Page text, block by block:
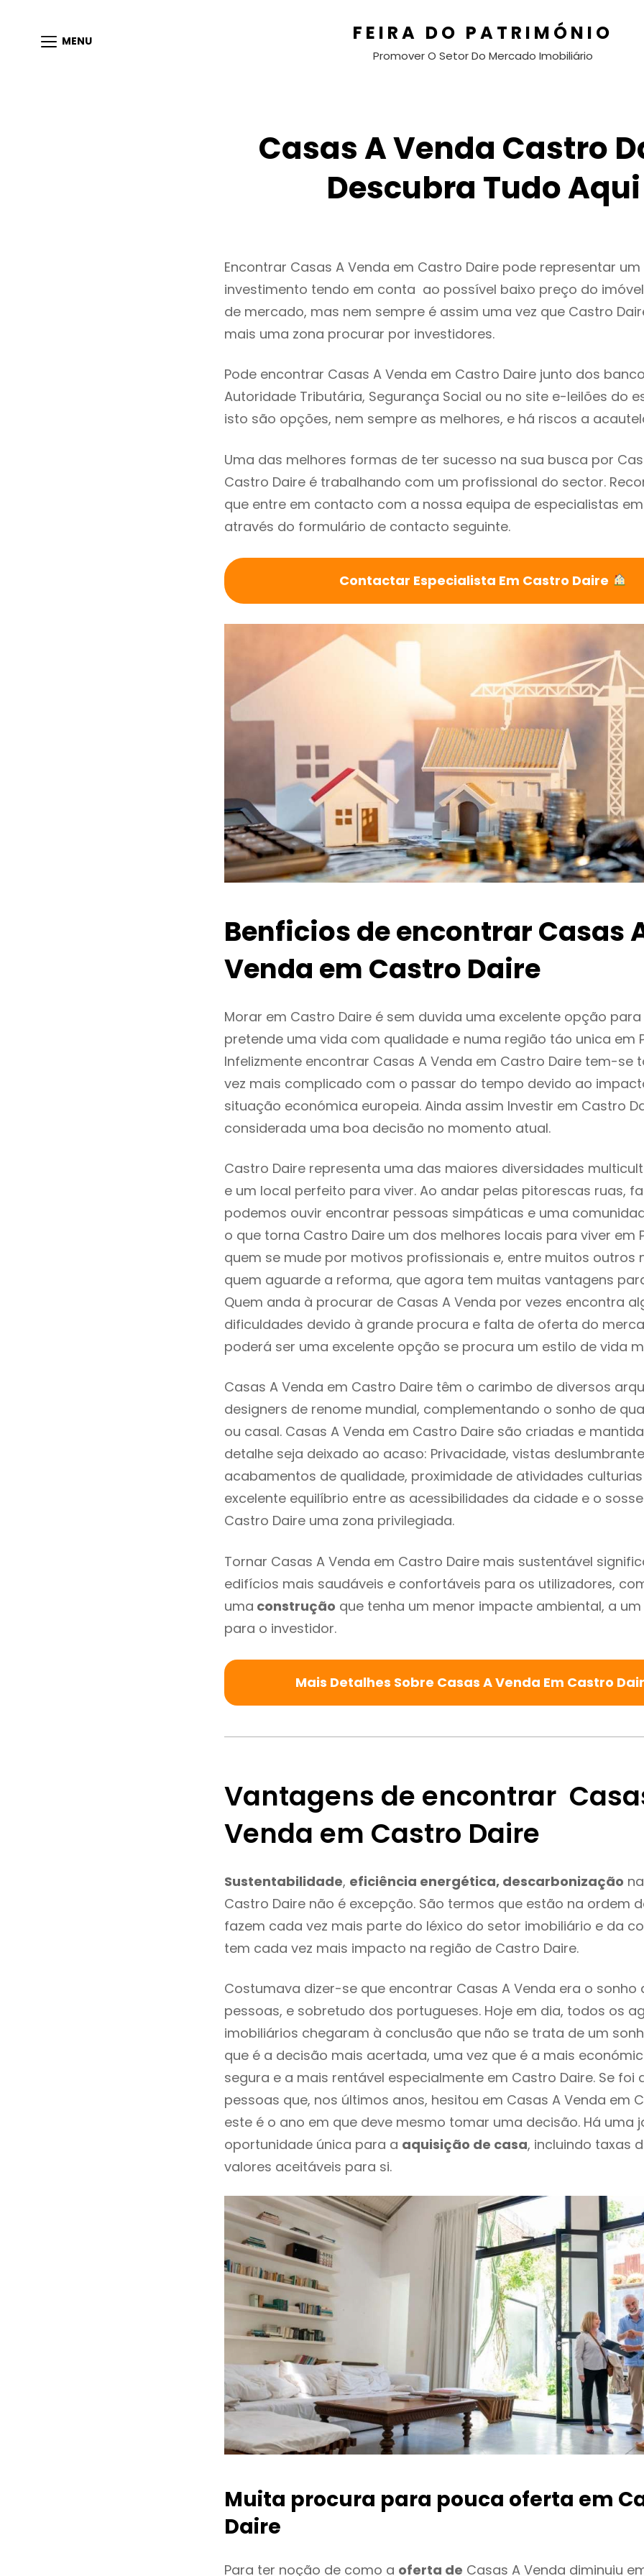
MENU FEIRA DO PATRIMÓNIO
Promover O Setor Do Mercado Imobiliário
Casas A Venda Castro
Descubra Tudo Aqui
Encontrar Casas A Venda em Castro Daire pode representar
investimento tendo em conta ao possível baixo preço do
de mercado, mas nem sempre é assim uma vez que Castro
mais uma zona procurar por investidores.
Pode encontrar Casas A Venda em Castro Daire junto dos
Autoridade Tributária, Segurança Social ou no site e-leilões do
isto são opções, nem sempre as melhores, e há riscos a
Uma das melhores formas de ter sucesso na sua busca por
Castro Daire é trabalhando com um profissional do sector.
que entre em contacto com a nossa equipa de especialistas
através do formulário de contacto seguinte.
Contactar Especialista Em Castro Daire
Benficios de encontrar Casas
Venda em Castro Daire
Morar em Castro Daire é sem duvida uma excelente opção
pretende uma vida com qualidade e numa região táo unica em
Infelizmente encontrar Casas A Venda em Castro Daire tem-se
vez mais complicado com o passar do tempo devido ao
situação económica europeia. Ainda assim Investir em Castro
considerada uma boa decisão no momento atual.
Castro Daire representa uma das maiores diversidades
e um local perfeito para viver. Ao andar pelas pitorescas ruas,
podemos ouvir encontrar pessoas simpáticas e uma
o que torna Castro Daire um dos melhores locais para viver em
quem se mude por motivos profissionais e, entre muitos outros
quem aguarde a reforma, que agora tem muitas vantagens
Quem anda à procurar de Casas A Venda por vezes encontra
dificuldades devido à grande procura e falta de oferta do
poderá ser uma excelente opção se procura um estilo de vida
Casas A Venda em Castro Daire têm o carimbo de diversos
designers de renome mundial, complementando o sonho de
ou casal. Casas A Venda em Castro Daire são criadas e
detalhe seja deixado ao acaso: Privacidade, vistas
acabamentos de qualidade, proximidade de atividades
excelente equilíbrio entre as acessibilidades da cidade e o
Castro Daire uma zona privilegiada.
Tornar Casas A Venda em Castro Daire mais sustentável
edifícios mais saudáveis e confortáveis para os utilizadores,
uma construção que tenha um menor impacte ambiental, a
para o investidor.
Mais Detalhes Sobre Casas A Venda Em Castro
Vantagens de encontrar
Venda em Castro Daire
Sustentabilidade, eficiência energética, descarbonização
Castro Daire não é excepção. São termos que estão na ordem
fazem cada vez mais parte do léxico do setor imobiliário e da
tem cada vez mais impacto na região de Castro Daire.
Costumava dizer-se que encontrar Casas A Venda era o sonho
pessoas, e sobretudo dos portugueses. Hoje em dia, todos os
imobiliários chegaram à conclusão que não se trata de um
que é a decisão mais acertada, uma vez que é a mais
segura e a mais rentável especialmente em Castro Daire. Se foi
pessoas que, nos últimos anos, hesitou em Casas A Venda em
este é o ano em que deve mesmo tomar uma decisão. Há uma
oportunidade única para a aquisição de casa, incluindo taxas
valores aceitáveis para si.
Muita procura para pouca oferta em
Daire
Para ter noção de como a oferta de Casas A Venda diminuiu